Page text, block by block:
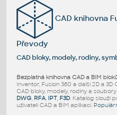
CAD knihovna
Převody
CAD bloky, modely, rodiny,
Bezplatná knihovna CAD a BIM
Inventor, Fusion 360 a další 2D a
CAD bloky, modely, rodiny a
DWG, RFA, IPT, F3D. Katalog slouží
uživateli CAD a BIM aplikací.